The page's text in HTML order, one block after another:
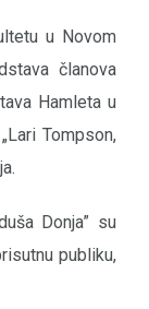
u Novom
članova
Hamleta u
Tompson,
Donja” su
publiku,